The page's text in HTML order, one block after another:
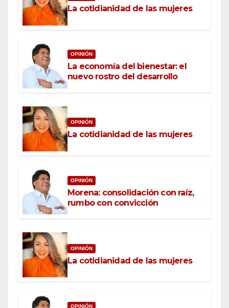
La cotidianidad de las mujeres
OPINIÓN
La economía del bienestar: el
nuevo rostro del desarrollo
OPINIÓN
La cotidianidad de las mujeres
OPINIÓN
Morena: consolidación con raíz,
rumbo con convicción
OPINIÓN
La cotidianidad de las mujeres
OPINIÓN